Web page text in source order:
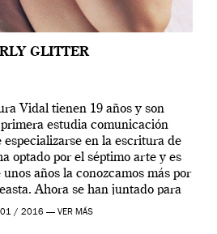
GLITTER
Vidal tienen 19 años y son
estudia comunicación
en la escritura de
optado por el séptimo arte y es
años la conozcamos más por
Ahora se han juntado para
una […]
/ 2016 — VER MÁS